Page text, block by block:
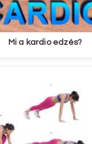
Mi a kardio edzés?